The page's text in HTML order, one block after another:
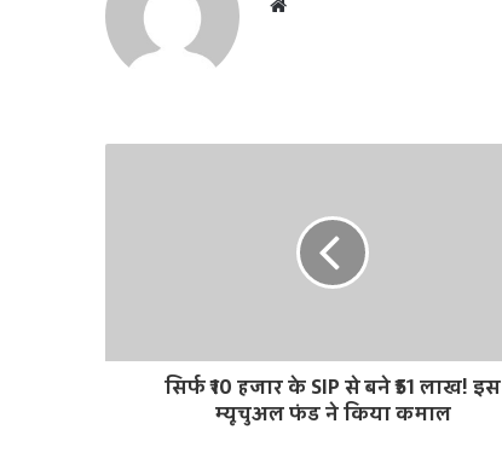
t
सिर्फ ₹10 हजार के SIP से बने ₹51 लाख! इस
म्यूचुअल फंड ने किया कमाल